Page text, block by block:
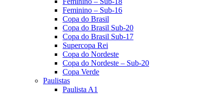
Feminino – Sub-16
Copa do Brasil
Copa do Brasil Sub-20
Copa do Brasil Sub-17
Supercopa Rei
Copa do Nordeste
Copa do Nordeste – Sub-20
Copa Verde
Paulistas
Paulista A1